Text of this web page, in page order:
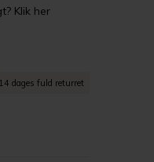
Klik her
14 dages fuld returret